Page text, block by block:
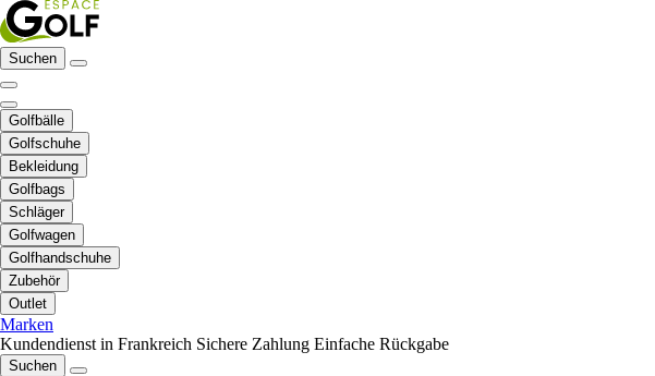
Suchen
Golfbälle
Golfschuhe
Bekleidung
Golfbags
Schläger
Golfwagen
Golfhandschuhe
Zubehör
Outlet
Marken
Kundendienst in Frankreich Sichere Zahlung Einfache Rückgabe
Suchen